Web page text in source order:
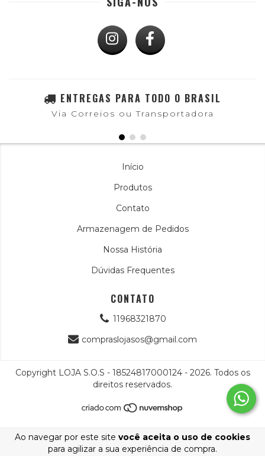
Ao navegar por este site você aceita o uso de cookies
para agilizar a sua experiência de compra.
ENTREGAS PARA TODO O BRASIL
Via Correios ou Transportadora
Início
Produtos
Contato
Armazenagem de Pedidos
Nossa História
Dúvidas Frequentes
CONTATO
11968321870
compraslojasos@gmail.com
Copyright LOJA S.O.S - 18524817000124 - 2026. Todos os
direitos reservados.